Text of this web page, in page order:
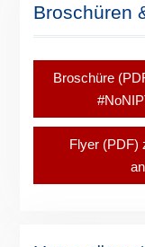
Broschüren
Broschüre
Flyer (PDF)